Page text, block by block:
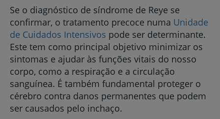
Se o diagnóstico de síndrome de Reye se
confirmar, o tratamento precoce numa Unidade
de Cuidados Intensivos pode ser determinante.
Este tem como principal objetivo minimizar os
sintomas e ajudar às funções vitais do nosso
corpo, como a respiração e a circulação
sanguínea. É também fundamental proteger o
cérebro contra danos permanentes que podem
ser causados pelo inchaço.